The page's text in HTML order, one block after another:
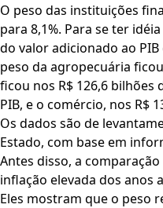
O peso das instituições
para 8,1%. Para se ter
do valor adicionado ao PIB
peso da agropecuária
ficou nos R$ 126,6 bilhões
PIB, e o comércio, nos R$
Os dados são de
Estado, com base em
Antes disso, a
inflação elevada dos anos
Eles mostram que o peso